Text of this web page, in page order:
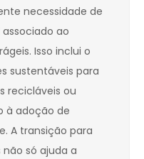
necessidade de
ao
Isso inclui o
sustentáveis para
recicláveis ou
à adoção de
A transição para
só ajuda a